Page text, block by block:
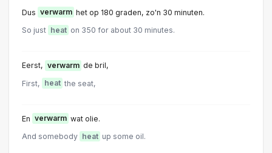
Dus verwarm het op 180 graden, zo'n 30 minuten.
So just heat on 350 for about 30 minutes.
Eerst, verwarm de bril,
First, heat the seat,
En verwarm wat olie.
And somebody heat up some oil.